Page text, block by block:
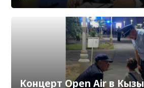
Концерт Open Air в